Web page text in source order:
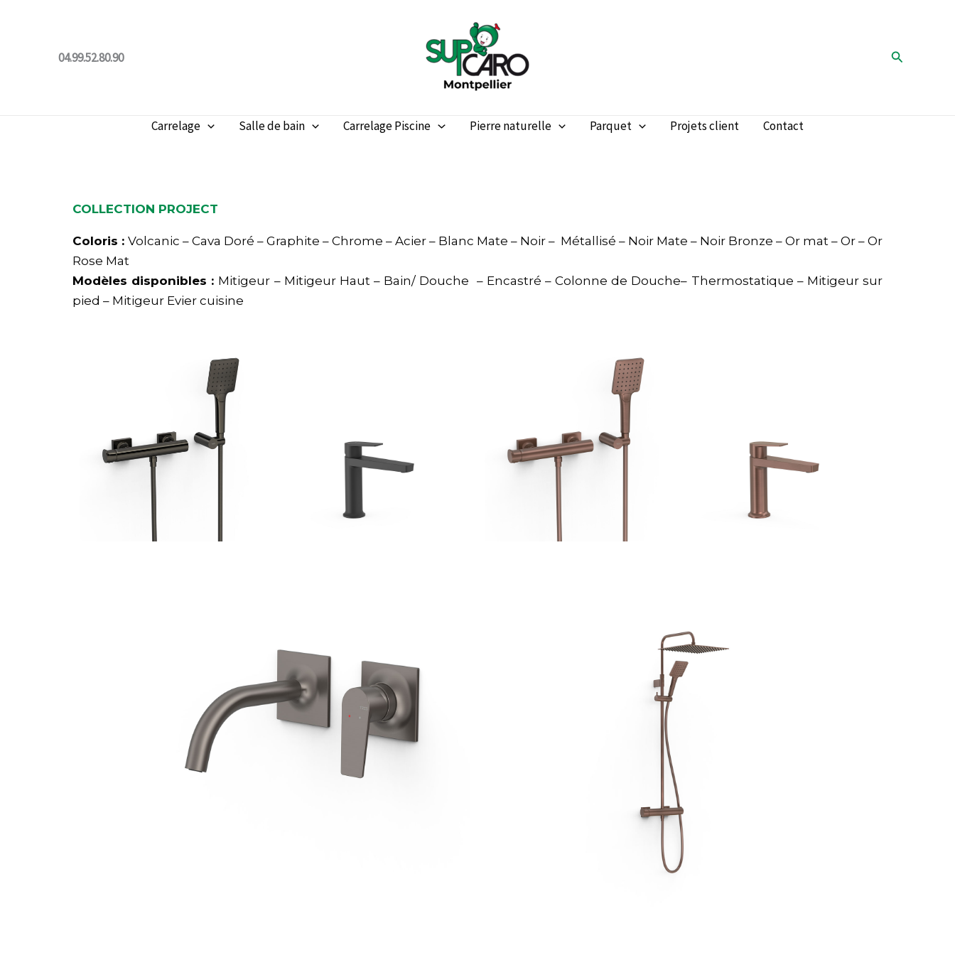
04.99.52.80.90 Rechercher
Carrelage Salle de bain Carrelage Piscine Pierre naturelle Parquet Projets client Contact
COLLECTION PROJECT
Coloris : Volcanic – Cava Doré – Graphite – Chrome – Acier – Blanc Mate – Noir – Métallisé – Noir Mate – Noir Bronze – Or mat – Or – Or
Rose Mat
Modèles disponibles : Mitigeur – Mitigeur Haut – Bain/ Douche – Encastré – Colonne de Douche– Thermostatique – Mitigeur sur
pied – Mitigeur Evier cuisine